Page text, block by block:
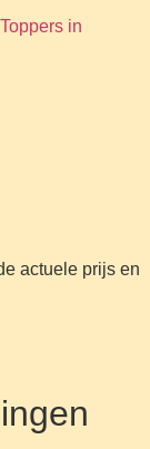
Toppers in
actuele prijs en